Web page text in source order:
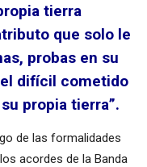
tierra
que solo le
probas en su
difícil cometido
propia tierra”.
de las formalidades
acordes de la Banda